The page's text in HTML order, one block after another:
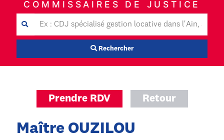
COMMISSAIRES DE JUSTICE
Rechercher
Maître OUZILOU
Prendre RDV Retour